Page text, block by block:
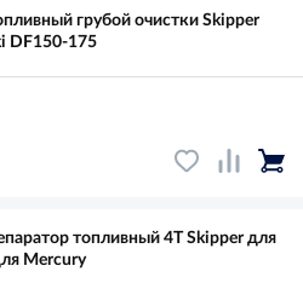
грубой очистки Skipper
DF150-175
топливный 4T Skipper для
Mercury